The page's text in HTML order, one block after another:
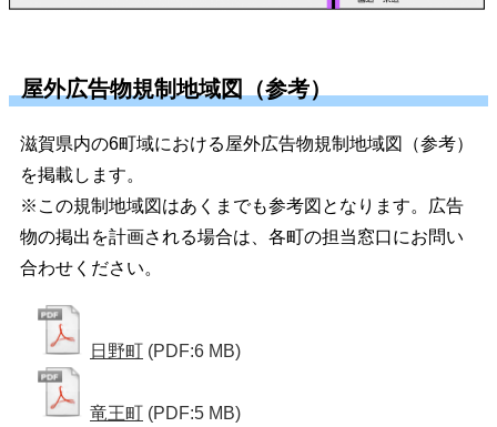
屋外広告物規制地域図（参考）
滋賀県内の6町域における屋外広告物規制地域図（参考）
を掲載します。
※この規制地域図はあくまでも参考図となります。広告
物の掲出を計画される場合は、各町の担当窓口にお問い
合わせください。
日野町 (PDF:6 MB)
竜王町 (PDF:5 MB)